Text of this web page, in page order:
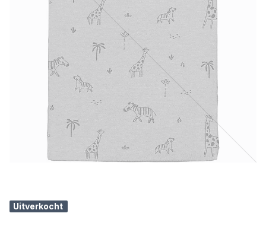
Uitverkocht